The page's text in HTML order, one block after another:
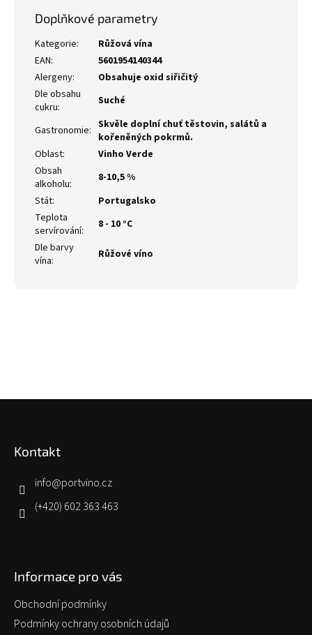
Doplňkové parametry
Kategorie:
Růžová vína
EAN:
5601954140344
Alergeny:
Obsahuje oxid siřičitý
Dle obsahu
cukru: Suché
Gastronomie: Skvěle doplní chuť těstovin, salátů a
kořeněných pokrmů.
Oblast:
Vinho Verde
Obsah
alkoholu:
8-10,5 %
Stát:
Portugalsko
Teplota
servírování:
8 - 10 °C
Dle barvy
vína: Růžové víno
Kontakt
info@portvino.cz
(+420) 602 363 463
Informace pro vás
Obchodní podmínky
Podmínky ochrany osobních údajů